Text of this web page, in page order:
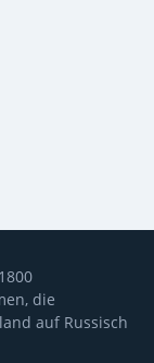
die
auf Russisch